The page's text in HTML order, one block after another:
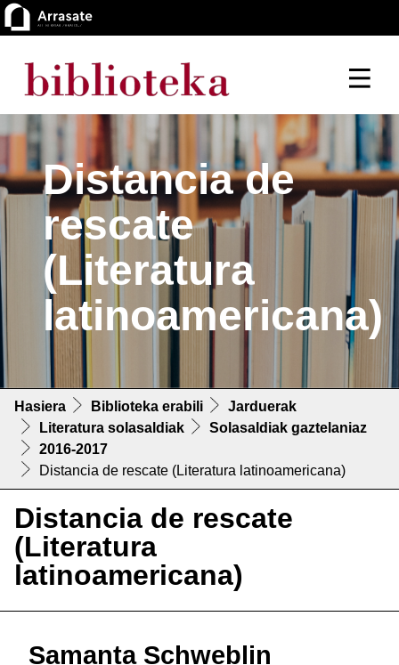
Distancia de
rescate
(Literatura
latinoamericana)
Hasiera Biblioteka erabili
Jarduerak
Literatura solasaldiak
Solasaldiak gaztelaniaz
2016-2017
Distancia de rescate (Literatura latinoamericana)
Distancia de rescate
(Literatura
latinoamericana)
Samanta Schweblin